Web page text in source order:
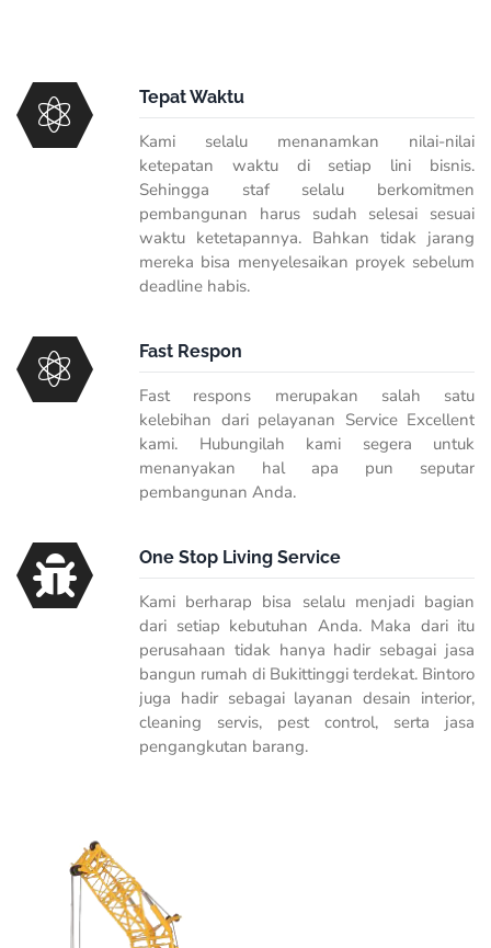
Tepat Waktu
Kami selalu menanamkan nilai-nilai
ketepatan waktu di setiap lini bisnis.
Sehingga staf selalu berkomitmen
pembangunan harus sudah selesai sesuai
waktu ketetapannya. Bahkan tidak jarang
mereka bisa menyelesaikan proyek sebelum
deadline habis.
Fast Respon
Fast respons merupakan salah satu
kelebihan dari pelayanan Service Excellent
kami. Hubungilah kami segera untuk
menanyakan hal apa pun seputar
pembangunan Anda.
One Stop Living Service
Kami berharap bisa selalu menjadi bagian
dari setiap kebutuhan Anda. Maka dari itu
perusahaan tidak hanya hadir sebagai jasa
bangun rumah di Bukittinggi terdekat. Bintoro
juga hadir sebagai layanan desain interior,
cleaning servis, pest control, serta jasa
pengangkutan barang.